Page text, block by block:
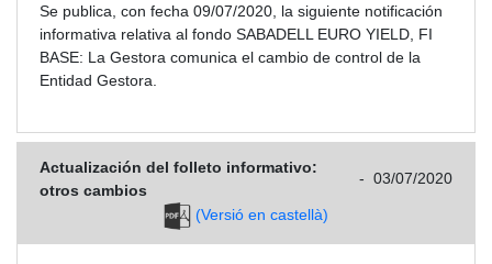
Se publica, con fecha 09/07/2020, la siguiente notificación
informativa relativa al fondo SABADELL EURO YIELD, FI
BASE: La Gestora comunica el cambio de control de la
Entidad Gestora.
Actualización del folleto informativo:
otros cambios
- 03/07/2020
(Versió en castellà)